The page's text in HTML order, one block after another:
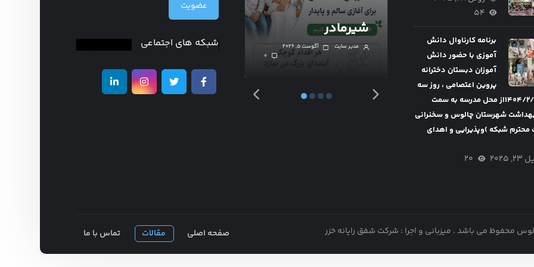
۵۴
برنامه کارناوال دانش
آموزی با حضور دانش
آموزان دبستان دخترانه
پروین اعتصامی ، روز سه
شنبه ۱۴۰۴/۲/۲از محل مدرسه به سمت
شهرستان چالوس و سخنرانی
محترم شبکه )وپذیرایی و اهدای
۲۰۲۵ ۲۰
جهانی ترویج شیر
آگوست ۵, ۲۰۲۶
مدیر سایت
شیرمادر
آگوست ۵, ۲۰۲۶
مدیر سایت
۰
هفته جهانی ترویج
شیر مادر
آگوست ۵, ۲۰۲۶
مدیر سایت
عضویت
شبکه های اجتماعی
محفوظ می باشد . میزبانی و اجرا : شرکت شفق رایانه خزر صفحه اصلی مقالات تماس با ما